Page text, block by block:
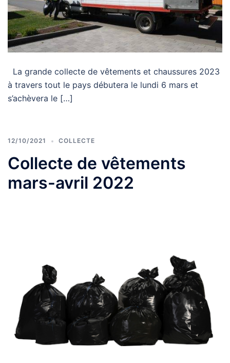
La grande collecte de vêtements et chaussures 2023
à travers tout le pays débutera le lundi 6 mars et
s’achèvera le […]
12/10/2021 COLLECTE
Collecte de vêtements
mars-avril 2022